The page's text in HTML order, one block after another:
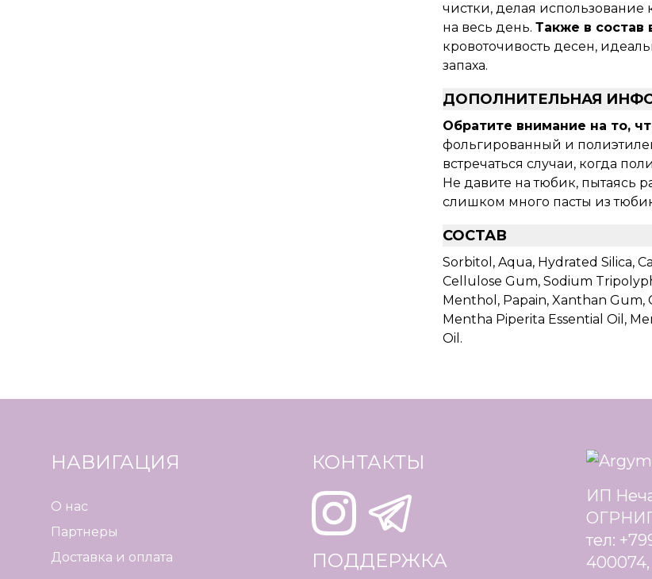
чистки, делая
на весь день.Также в состав
кровоточивость десен,
запаха.
ДОПОЛНИТЕЛЬНАЯ
Обратите внимание на то,
фольгированный и
встречаться случаи, когда
Не давите на тюбик, пытаясь
слишком много пасты из
СОСТАВ
Sorbitol, Aqua, Hydrated Silica,
Cellulose Gum, Sodium
Menthol, Papain, Xanthan Gum,
Mentha Piperita Essential Oil,
Oil.
НАВИГАЦИЯ
О нас
Партнеры
Доставка и оплата
КОНТАКТЫ
ПОДДЕРЖКА
ИП
тел:
400074,